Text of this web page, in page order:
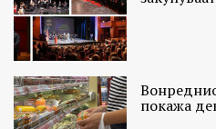
покажа